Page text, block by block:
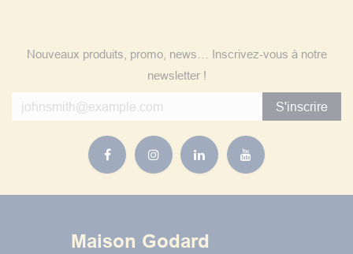
Nouveaux produits, promo, news… Inscrivez-vous à notre
newsletter !
S'inscrire
Maison Godard